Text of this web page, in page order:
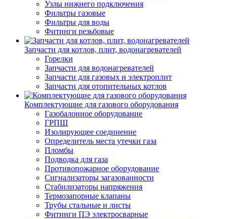
Узлы нижнего подключения
Фильтры газовые
Фильтры для воды
Фитинги резьбовые
Запчасти для котлов, плит, водонагревателей
Горелки
Запчасти для водонагревателей
Запчасти для газовых и электроплит
Запчасти для отопительных котлов
Комплектующие для газового оборудования
Газобалонное оборудование
ГРПШ
Изолирующее соединение
Определитель места утечки газа
Пломбы
Подводка для газа
Противопожарное оборудование
Сигнализаторы загазованности
Стабилизаторы напряжения
Термозапорные клапаны
Трубы стальные и листы
Фитинги ПЭ электросварные